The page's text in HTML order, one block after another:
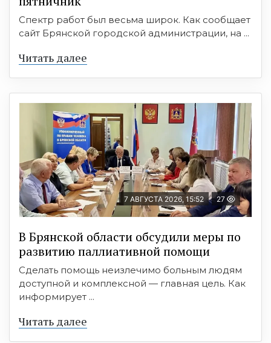
Спектр работ был весьма широк. Как сообщает
сайт Брянской городской администрации, на ...
Читать далее
7 АВГУСТА 2026, 15:52 27
В Брянской области обсудили меры по
развитию паллиативной помощи
Сделать помощь неизлечимо больным людям
доступной и комплексной — главная цель. Как
информирует ...
Читать далее